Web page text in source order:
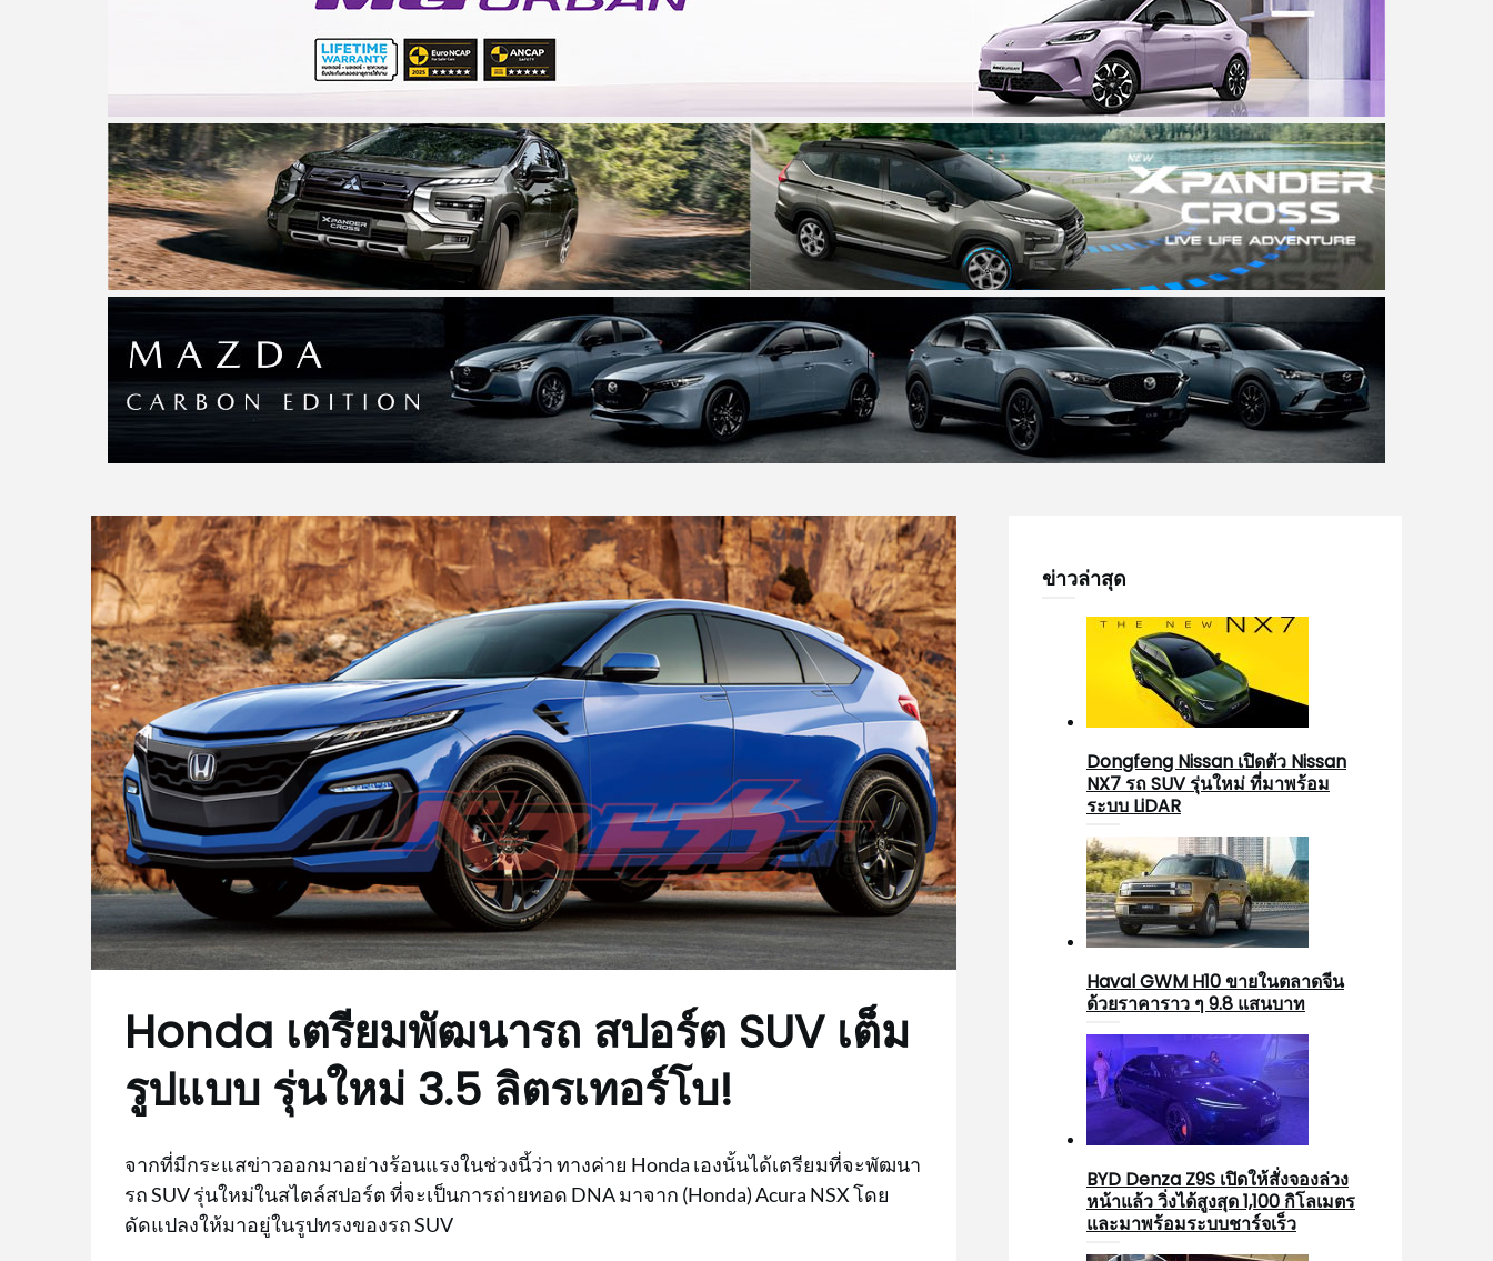
Honda เตรียมพัฒนารถ สปอร์ต SUV เต็ม
รูปแบบ รุ่นใหม่ 3.5 ลิตรเทอร์โบ!
จากที่มีกระแสข่าวออกมาอย่างร้อนแรงในช่วงนี้ว่า ทางค่าย Honda เองนั้นได้เตรียมที่จะพัฒนา
รถ SUV รุ่นใหม่ในสไตล์สปอร์ต ที่จะเป็นการถ่ายทอด DNA มาจาก (Honda) Acura NSX โดย
ดัดแปลงให้มาอยู่ในรูปทรงของรถ SUV
ข่าวล่าสุด
Dongfeng Nissan เปิดตัว Nissan
NX7 รถ SUV รุ่นใหม่ ที่มาพร้อม
ระบบ LiDAR
Haval GWM H10 ขายในตลาดจีน
ด้วยราคาราว ๆ 9.8 แสนบาท
BYD Denza Z9S เปิดให้สั่งจองล่วง
หน้าแล้ว วิ่งได้สูงสุด 1,100 กิโลเมตร
และมาพร้อมระบบชาร์จเร็ว